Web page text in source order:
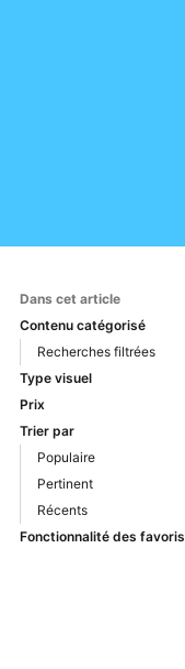
Dans cet article
Contenu catégorisé
Recherches filtrées
Type visuel
Prix
Trier par
Populaire
Pertinent
Récents
Fonctionnalité des favoris